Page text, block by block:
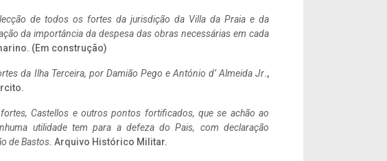
de todos os fortes da jurisdição da Villa da Praia e da
da importância da despesa das obras necessárias em cada
(Em construção)
da Ilha Terceira, por Damião Pego e António d’ Almeida Jr.,
Castellos e outros pontos fortificados, que se achão ao
utilidade tem para a defeza do Pais, com declaração
de Bastos. Arquivo Histórico Militar.